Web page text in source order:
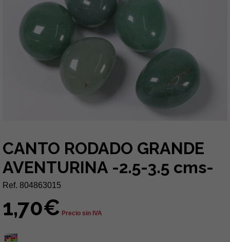
CANTO RODADO GRANDE
AVENTURINA -2.5-3.5 cms-
Ref. 804863015
1,70€ Precio sin IVA